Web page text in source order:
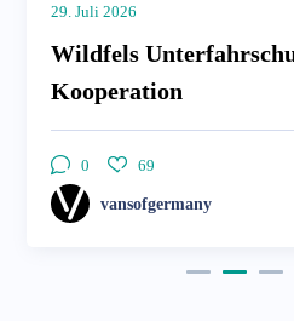
27. Juli 2026
Die neue Bergstrom
Klimaanlage
vansofgermany
0 169